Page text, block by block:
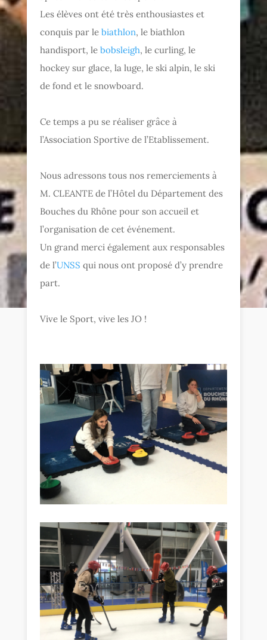
Les élèves ont été très enthousiastes et
conquis par lebiathlon, le biathlon
handisport, lebobsleigh, le curling, le
hockey sur glace, la luge, le ski alpin, le ski
de fond et le snowboard.
Ce temps a pu se réaliser grâce à
l’Association Sportive de l’Etablissement.
Nous adressons tous nos remerciements à
M. CLEANTE de l’Hôtel du Département des
Bouches du Rhône pour son accueil et
l’organisation de cet événement.
Un grand merci également aux responsables
de l’UNSS qui nous ont proposé d’y prendre
part.
Vive le Sport, vive les JO !